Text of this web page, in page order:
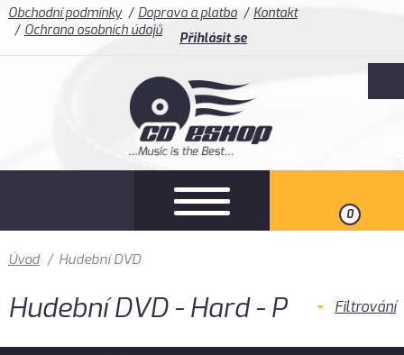
Obchodní podmínky Doprava a platba
Kontakt
Ochrana osobních údajů
Přihlásit se
0
Úvod / Hudební DVD
Hudební DVD - Hard - P Filtrování